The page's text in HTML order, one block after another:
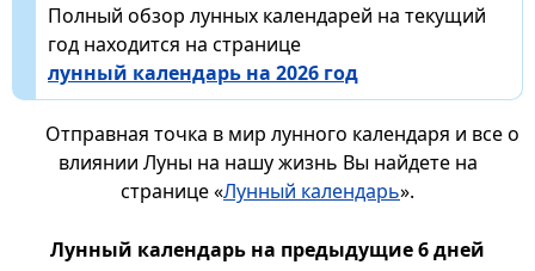
Полный обзор лунных календарей на текущий
год находится на странице
лунный календарь на 2026 год
Отправная точка в мир лунного календаря и все о
влиянии Луны на нашу жизнь Вы найдете на
странице «Лунный календарь».
Лунный календарь на предыдущие 6 дней